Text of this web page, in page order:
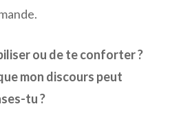
ou de te conforter ?
mon discours peut
tu ?